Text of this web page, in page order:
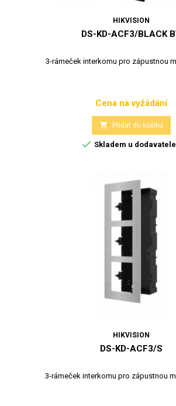
HIKVISION
DS-KD-ACF3/BLACK
3-rámeček interkomu pro zápustnou
Cena
Cena na vyžádání
 Přidat do košíku
 Skladem u dodavatele
HIKVISION
DS-KD-ACF3/S
3-rámeček interkomu pro zápustnou